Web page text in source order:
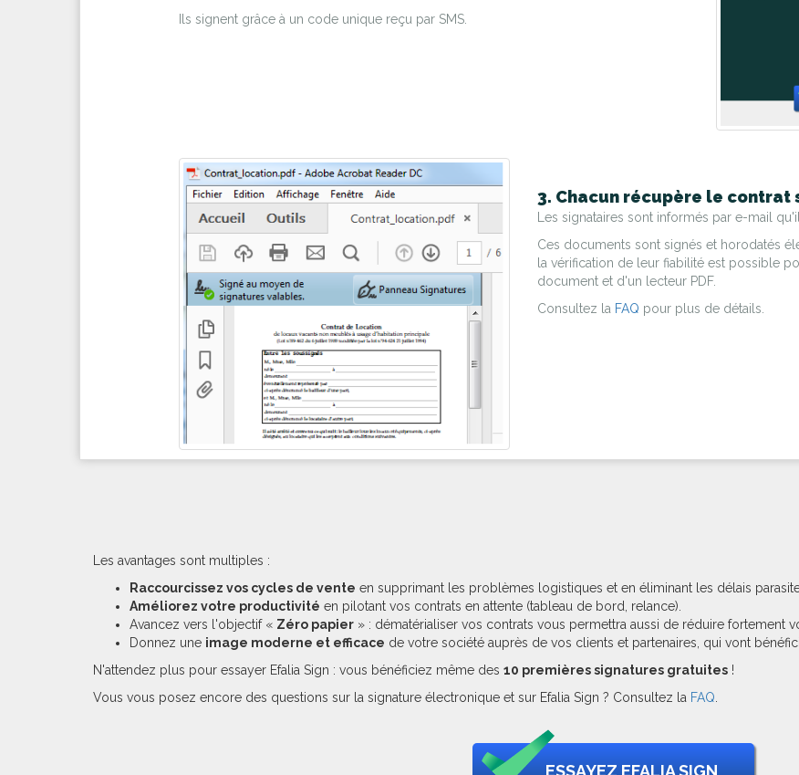
Ils signent grâce à un code unique reçu par SMS.
3. Chacun récupère le contrat
Les signataires sont informés par e-mail
Ces documents sont signés et horodatés
la vérification de leur fiabilité est possible
document et d'un lecteur PDF.
Consultez la FAQ pour plus de détails.
Les avantages sont multiples :
Raccourcissez vos cycles de vente en supprimant les problèmes logistiques et en éliminant les délais
Améliorez votre productivité en pilotant vos contrats en attente (tableau de bord, relance).
Avancez vers l'objectif « Zéro papier » : dématérialiser vos contrats vous permettra aussi de réduire fortement
Donnez une image moderne et efficace de votre société auprès de vos clients et partenaires, qui vont
N'attendez plus pour essayer Efalia Sign : vous bénéficiez même des 10 premières signatures gratuites !
Vous vous posez encore des questions sur la signature électronique et sur Efalia Sign ? Consultez la FAQ
ESSAYEZ EFALIA SIGN